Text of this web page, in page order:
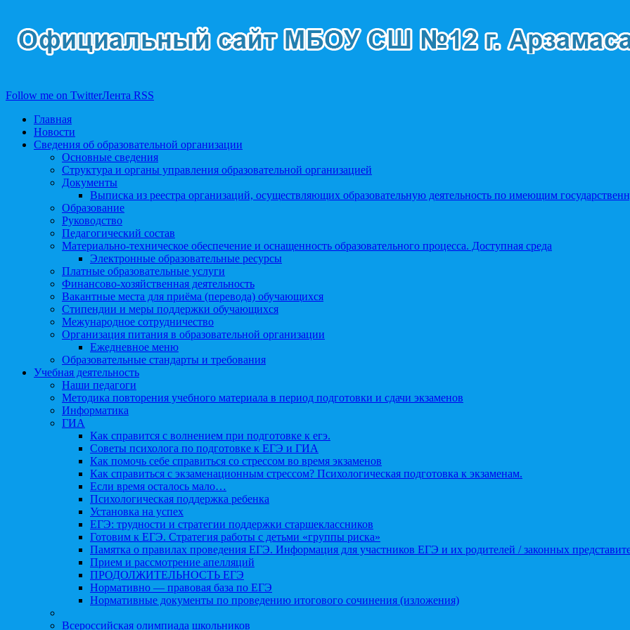
Follow me on TwitterЛента RSS
Главная
Новости
Сведения об образовательной организации
Основные сведения
Структура и органы управления образовательной организацией
Документы
Выписка из реестра организаций, осуществляющих образовательную деятельность по имеющим
Образование
Руководство
Педагогический состав
Материально-техническое обеспечение и оснащенность образовательного процесса. Доступная среда
Электронные образовательные ресурсы
Платные образовательные услуги
Финансово-хозяйственная деятельность
Вакантные места для приёма (перевода) обучающихся
Стипендии и меры поддержки обучающихся
Межународное сотрудничество
Организация питания в образовательной организации
Ежедневное меню
Образовательные стандарты и требования
Учебная деятельность
Наши педагоги
Методика повторения учебного материала в период подготовки и сдачи экзаменов
Информатика
ГИА
Как справится с волнением при подготовке к егэ.
Советы психолога по подготовке к ЕГЭ и ГИА
Как помочь себе справиться со стрессом во время экзаменов
Как справиться с экзаменационным стрессом? Психологическая подготовка к экзаменам.
Если время осталось мало…
Психологическая поддержка ребенка
Установка на успех
ЕГЭ: трудности и стратегии поддержки старшеклассников
Готовим к ЕГЭ. Стратегия работы с детьми «группы риска»
Памятка о правилах проведения ЕГЭ. Информация для участников ЕГЭ и их родителей / законных
Прием и рассмотрение апелляций
ПРОДОЛЖИТЕЛЬНОСТЬ ЕГЭ
Нормативно — правовая база по ЕГЭ
Нормативные документы по проведению итогового сочинения (изложения)
Всероссийская олимпиада школьников